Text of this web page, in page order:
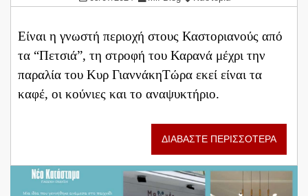
Είναι η γνωστή περιοχή στους Καστοριανούς από
τα “Πετσιά”, τη στροφή του Καρανά μέχρι την
παραλία του Κυρ ΓιαννάκηΤώρα εκεί είναι τα
καφέ, οι κούνιες και το αναψυκτήριο.
ΔΙΑΒΑΣΤΕ ΠΕΡΙΣΣΟΤΕΡΑ